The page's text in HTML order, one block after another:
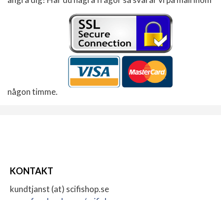
någon timme.
KONTAKT
kundtjanst (at) scifishop.se